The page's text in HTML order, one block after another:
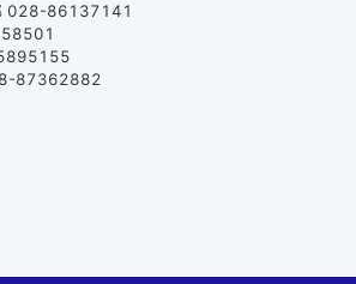
028-86137141
87362882